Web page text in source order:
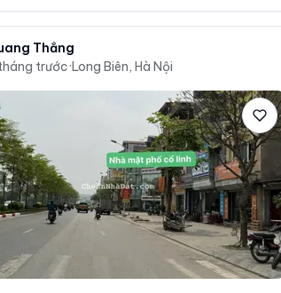
Thắng
trước·Long Biên, Hà Nội